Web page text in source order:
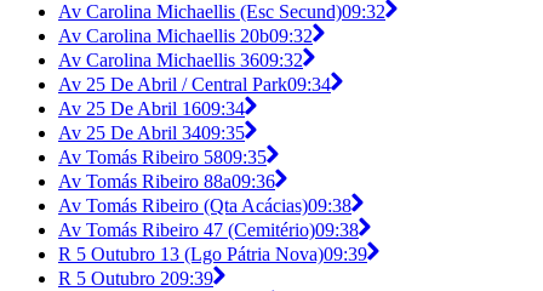
Av Carolina Michaellis (Esc Secund)09:32
Av Carolina Michaellis 20b09:32
Av Carolina Michaellis 3609:32
Av 25 De Abril / Central Park09:34
Av 25 De Abril 1609:34
Av 25 De Abril 3409:35
Av Tomás Ribeiro 5809:35
Av Tomás Ribeiro 88a09:36
Av Tomás Ribeiro (Qta Acácias)09:38
Av Tomás Ribeiro 47 (Cemitério)09:38
R 5 Outubro 13 (Lgo Pátria Nova)09:39
R 5 Outubro 209:39